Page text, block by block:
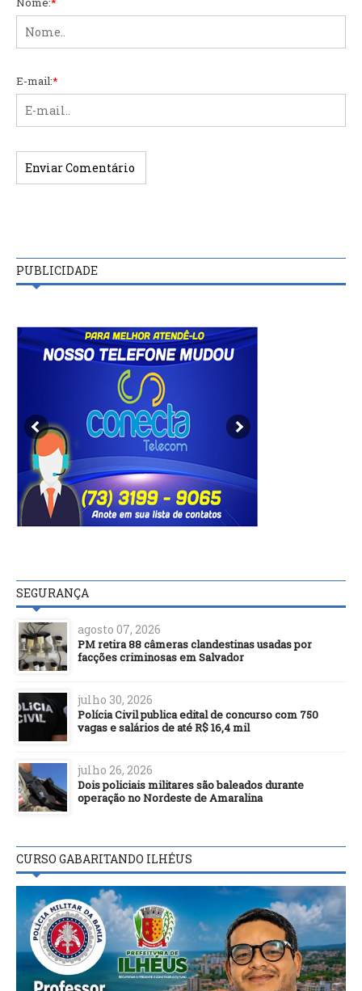
E-mail:*
PUBLICIDADE
SEGURANÇA
agosto 07, 2026
PM retira 88 câmeras clandestinas usadas por
facções criminosas em Salvador
julho 30, 2026
Polícia Civil publica edital de concurso com 750
vagas e salários de até R$ 16,4 mil
julho 26, 2026
Dois policiais militares são baleados durante
operação no Nordeste de Amaralina
CURSO GABARITANDO ILHÉUS